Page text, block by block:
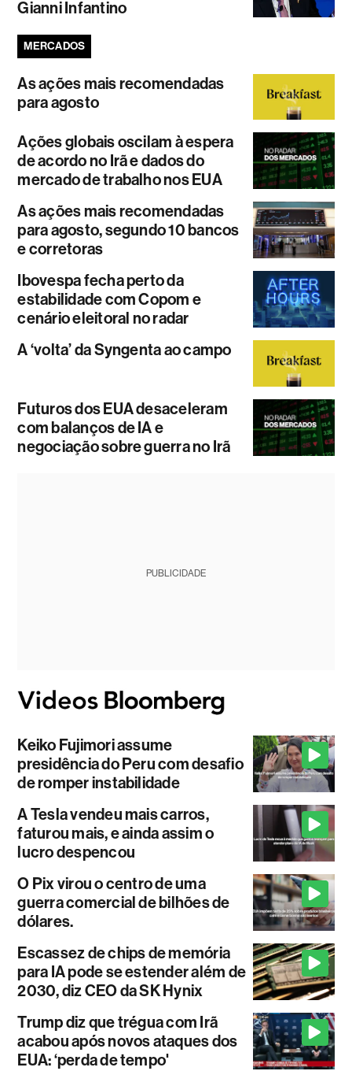
Gianni Infantino
MERCADOS
As ações mais recomendadas
para agosto
Ações globais oscilam à espera
de acordo no Irã e dados do
mercado de trabalho nos EUA
As ações mais recomendadas
para agosto, segundo 10 bancos
e corretoras
Ibovespa fecha perto da
estabilidade com Copom e
cenário eleitoral no radar
A ‘volta’ da Syngenta ao campo
Futuros dos EUA desaceleram
com balanços de IA e
negociação sobre guerra no Irã
PUBLICIDADE
Keiko Fujimori assume
presidência do Peru com desafio
de romper instabilidade
A Tesla vendeu mais carros,
faturou mais, e ainda assim o
lucro despencou
O Pix virou o centro de uma
guerra comercial de bilhões de
dólares.
Escassez de chips de memória
para IA pode se estender além de
2030, diz CEO da SK Hynix
Trump diz que trégua com Irã
acabou após novos ataques dos
EUA: ‘perda de tempo'